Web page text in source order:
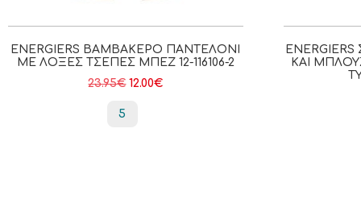
ENERGIERS ΒΑΜΒΑΚΕΡΌ ΠΑΝΤΕΛΌΝΙ
ΜΕ ΛΟΞΈΣ ΤΣΈΠΕΣ ΜΠΕΖ 12-116106-2
23.95€ 12.00€
5
ΚΑΙ